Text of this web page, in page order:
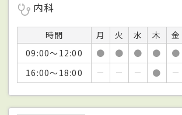
内科
時間 月 火 水 木 金
09:00～12:00
● ● ● ● ●
16:00～18:00
－ － － ● －